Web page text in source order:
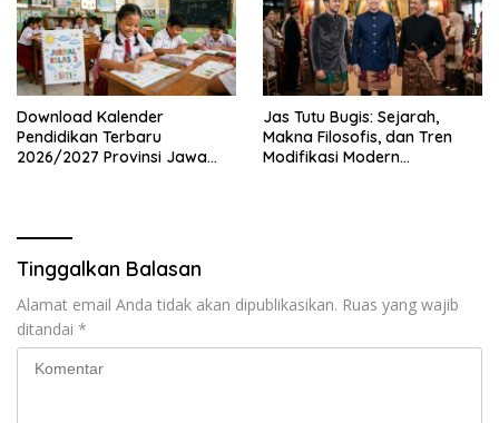
Download Kalender
Pendidikan Terbaru
2026/2027 Provinsi Jawa
Jas Tutu Bugis: Sejarah,
Makna Filosofis, dan Tren
Modifikasi Modern
Tinggalkan Balasan
Alamat email Anda tidak akan dipublikasikan. Ruas yang wajib
ditandai *